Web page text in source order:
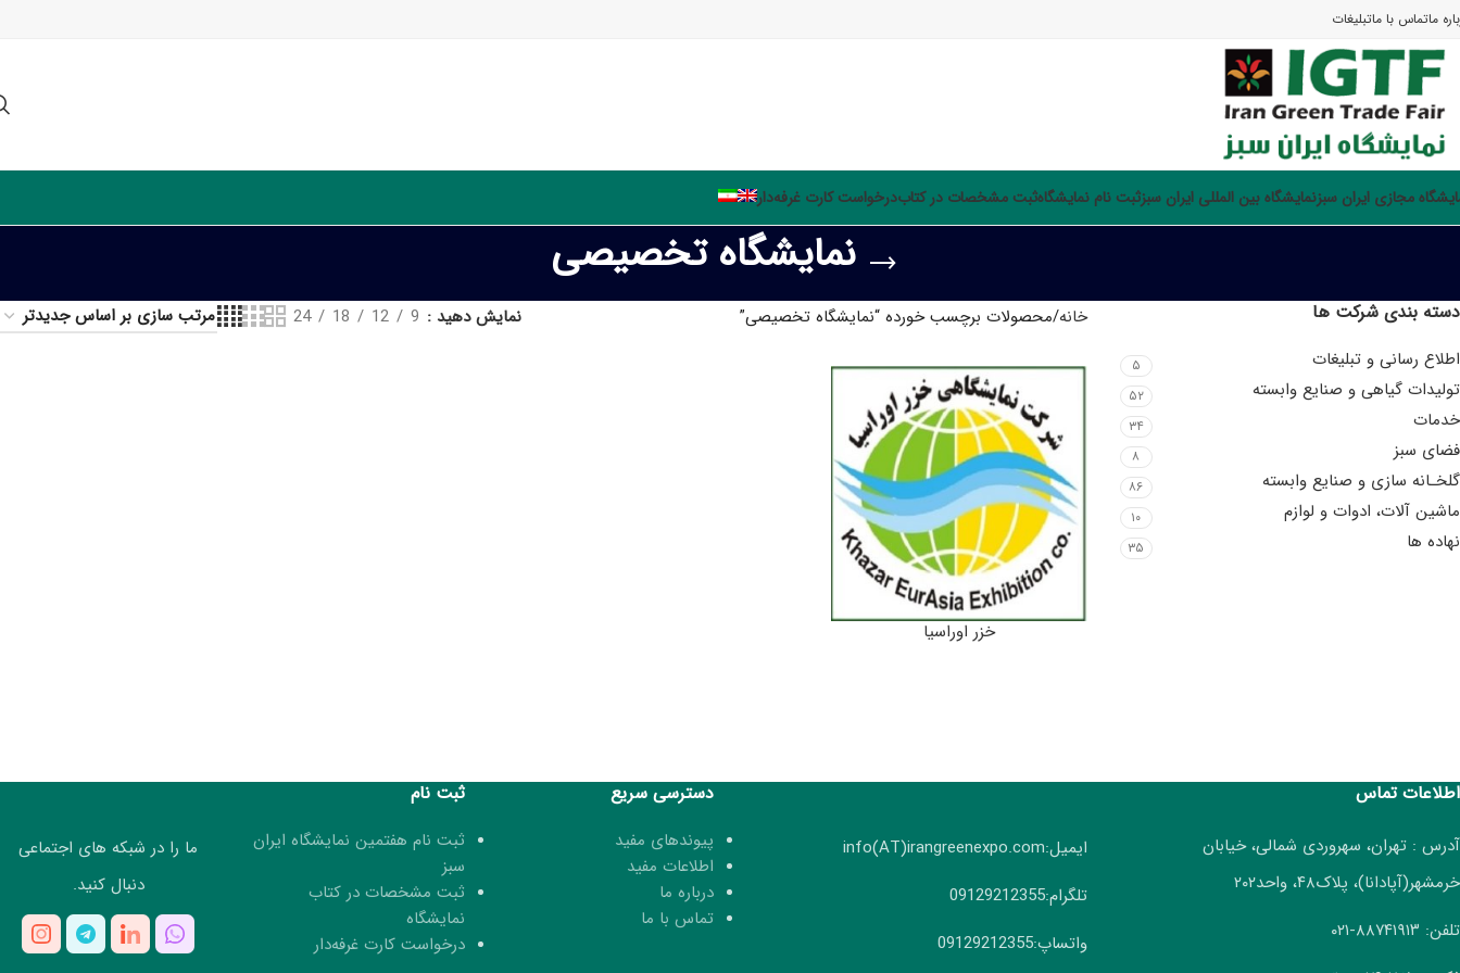
ماتماس با ماتبلیغات
مجازی ایران سبزنمایشگاه بین المللی ایران سبزثبت نام نمایشگاهثبت مشخصات در کتابدرخواست کارت غرفه‌دار
نمایشگاه تخصیصی
دسته بندی شرکت ها
اطلاع رسانی و تبلیغات ۵
تولیدات گیاهی و صنایع وابسته ۵۲
خدمات ۳۴
فضای سبز ۸
گلخـانه سازی و صنایع وابسته ۸۶
ماشین آلات، ادوات و لوازم ۱۰
نهاده ها ۳۵
خانه محصولات برچسب خورده “نمایشگاه تخصیصی” نمایش دهید 9
12
18
24
خزر اوراسیا
اطلاعات تماس
آدرس : تهران، سهروردی شمالی، خیابان
خرمشهر(آپادانا)، پلاک۴۸، واحد۲۰۲
تلفن: ۸۸۷۴۱۹۱۳-۰۲۱
ایمیل:info(AT)irangreenexpo.com
تلگرام:09129212355
واتساپ:09129212355
دسترسی سریع
پیوندهای مفید
اطلاعات مفید
درباره ما
تماس با ما
ثبت نام
ثبت نام هفتمین نمایشگاه ایران
سبز
ثبت مشخصات در کتاب
نمایشگاه
درخواست کارت غرفه‌دار
ما را در شبکه های اجتماعی
دنبال کنید.